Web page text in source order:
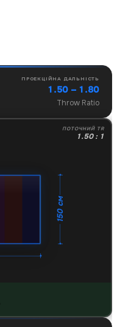
ПРОЕКЦІЙНА ДАЛЬНІСТЬ
1.50 – 1.80
Throw Ratio
ПОТОЧНИЙ TR
1.50 : 1
150 см